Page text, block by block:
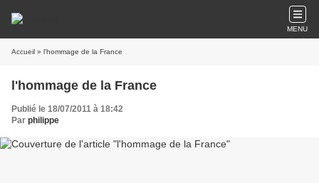
MENU
Accueil » l'hommage de la France
l'hommage de la France
Publié le 18/07/2011 à 18:42
Par philippe